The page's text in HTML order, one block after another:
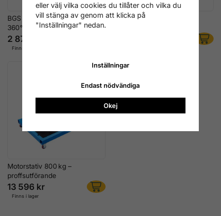
BGS Motorstativ XL 560 kg –
360° roterbart
2 876 kr
Finns i lager
Motorstativ, 680 kg
Motorstativ 800 kg –
proffsutförande
13 596 kr
Finns i lager
eller välj vilka cookies du tillåter och vilka du
vill stänga av genom att klicka på
"Inställningar" nedan.
Inställningar
Endast nödvändiga
Okej